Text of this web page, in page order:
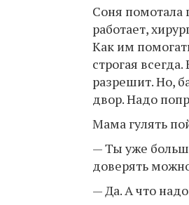
Соня помотала
работает,
Как им
строгая
разрешит. Но,
двор. Надо
Мама гулять
— Ты уже
доверять
— Да. А что